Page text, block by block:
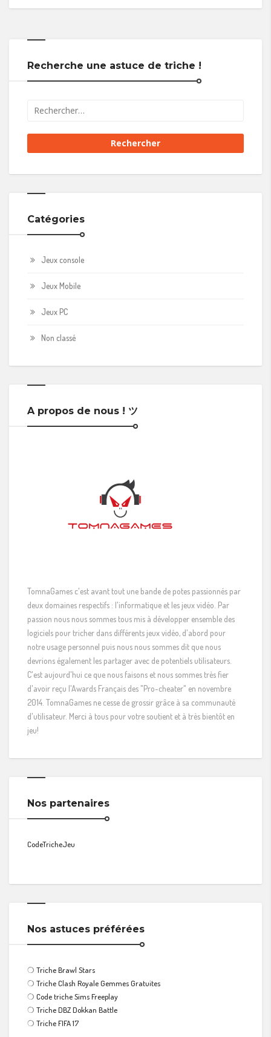
Recherche une astuce de triche !
Catégories
Jeux console
Jeux Mobile
Jeux PC
Non classé
A propos de nous ! ツ
TomnaGames c'est avant tout une bande de potes passionnés par
deux domaines respectifs : l'informatique et les jeux vidéo. Par
passion nous nous sommes tous mis à développer ensemble des
logiciels pour tricher dans différents jeux vidéo, d'abord pour
notre usage personnel puis nous nous sommes dit que nous
devrions également les partager avec de potentiels utilisateurs.
C'est aujourd'hui ce que nous faisons et nous sommes très fier
d'avoir reçu l'Awards Français des "Pro-cheater" en novembre
2014. TomnaGames ne cesse de grossir grâce à sa communauté
d'utilisateur. Merci à tous pour votre soutient et à très bientôt en
jeu!
Nos partenaires
CodeTricheJeu
Nos astuces préférées
❍ Triche Brawl Stars
❍ Triche Clash Royale Gemmes Gratuites
❍ Code triche Sims Freeplay
❍ Triche DBZ Dokkan Battle
❍ Triche FIFA 17